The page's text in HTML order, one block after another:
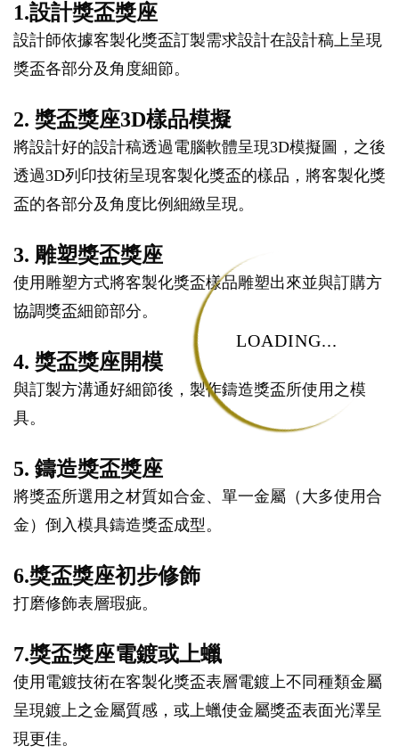
LOADING...
1.設計獎盃獎座
設計師依據客製化獎盃訂製需求設計在設計稿上呈現
獎盃各部分及角度細節。
2. 獎盃獎座3D樣品模擬
將設計好的設計稿透過電腦軟體呈現3D模擬圖，之後
透過3D列印技術呈現客製化獎盃的樣品，將客製化獎
盃的各部分及角度比例細緻呈現。
3. 雕塑獎盃獎座
使用雕塑方式將客製化獎盃樣品雕塑出來並與訂購方
協調獎盃細節部分。
4. 獎盃獎座開模
與訂製方溝通好細節後，製作鑄造獎盃所使用之模
具。
5. 鑄造獎盃獎座
將獎盃所選用之材質如合金、單一金屬（大多使用合
金）倒入模具鑄造獎盃成型。
6.獎盃獎座初步修飾
打磨修飾表層瑕疵。
7.獎盃獎座電鍍或上蠟
使用電鍍技術在客製化獎盃表層電鍍上不同種類金屬
呈現鍍上之金屬質感，或上蠟使金屬獎盃表面光澤呈
現更佳。